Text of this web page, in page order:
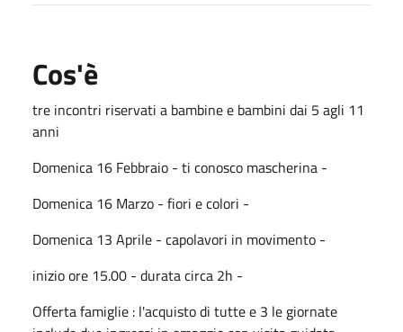
Cos'è
tre incontri riservati a bambine e bambini dai 5 agli 11
anni
Domenica 16 Febbraio - ti conosco mascherina -
Domenica 16 Marzo - fiori e colori -
Domenica 13 Aprile - capolavori in movimento -
inizio ore 15.00 - durata circa 2h -
Offerta famiglie : l'acquisto di tutte e 3 le giornate